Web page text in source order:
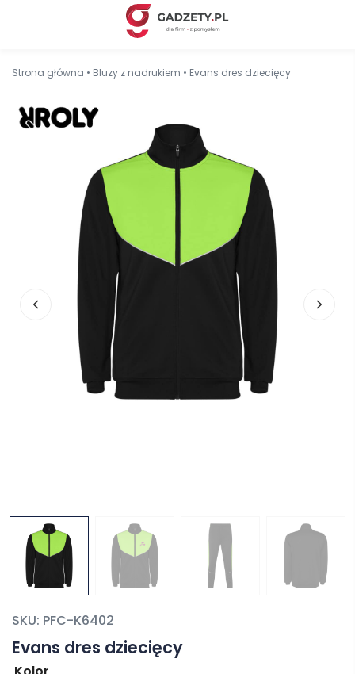
Strona główna • Bluzy z nadrukiem • Evans dres dziecięcy
Evans dres dziecięcy
SKU: PFC-K6402